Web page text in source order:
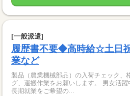
[一般派遣]
履歴書不要◆高時給☆土日
業など
製品（農業機械部品）の入荷チェック、
グ、運搬作業をお願いします。 男女活
長期就業をご希望の...